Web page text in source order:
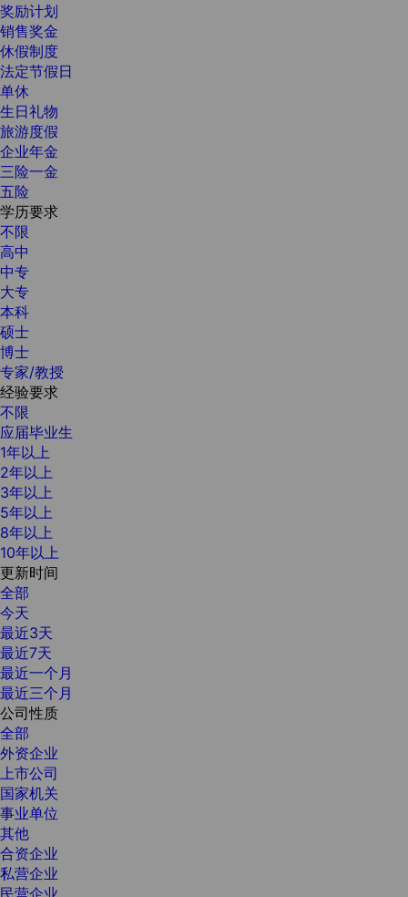
奖励计划
销售奖金
休假制度
法定节假日
单休
生日礼物
旅游度假
企业年金
三险一金
五险
学历要求
不限
高中
中专
大专
本科
硕士
博士
专家/教授
经验要求
不限
应届毕业生
1年以上
2年以上
3年以上
5年以上
8年以上
10年以上
更新时间
全部
今天
最近3天
最近7天
最近一个月
最近三个月
公司性质
全部
外资企业
上市公司
国家机关
事业单位
其他
合资企业
私营企业
民营企业